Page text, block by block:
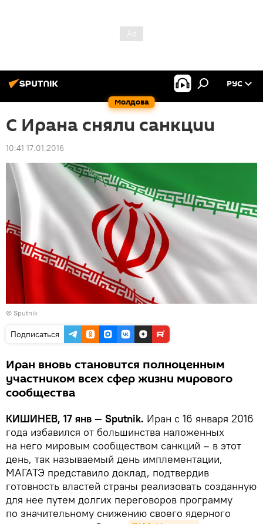
Молдова
РУС
С Ирана сняли санкции
10:41 17.01.2016
© Sputnik
Подписаться
Иран вновь становится полноценным
участником всех сфер жизни мирового
сообщества
КИШИНЕВ, 17 янв — Sputnik. Иран с 16 января 2016
года избавился от большинства наложенных
на него мировым сообществом санкций – в этот
день, так называемый день имплементации,
МАГАТЭ представило доклад, подтвердив
готовность властей страны реализовать созданную
для нее путем долгих переговоров программу
по значительному снижению своего ядерного